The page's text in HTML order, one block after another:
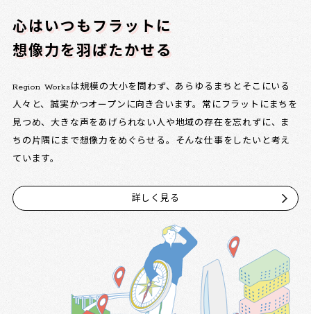
心はいつもフラットに
想像力を羽ばたかせる
Region Worksは規模の大小を問わず、あらゆるまちとそこにいる
人々と、誠実かつオープンに向き合います。常にフラットにまちを
見つめ、大きな声をあげられない人や地域の存在を忘れずに、ま
ちの片隅にまで想像力をめぐらせる。そんな仕事をしたいと考え
ています。
詳しく見る